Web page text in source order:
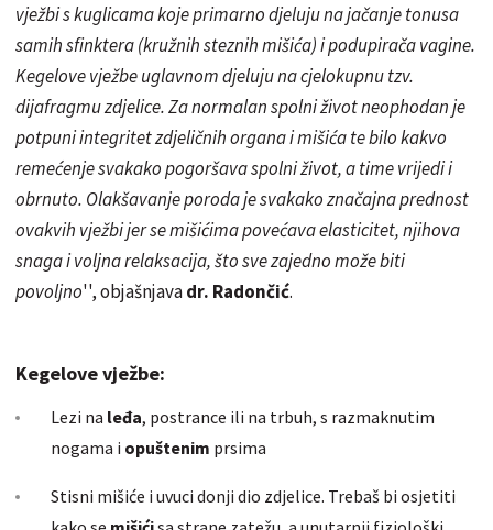
vježbi s kuglicama koje primarno djeluju na jačanje tonusa
samih sfinktera (kružnih steznih mišića) i podupirača vagine.
Kegelove vježbe uglavnom djeluju na cjelokupnu tzv.
dijafragmu zdjelice. Za normalan spolni život neophodan je
potpuni integritet zdjeličnih organa i mišića te bilo kakvo
remećenje svakako pogoršava spolni život, a time vrijedi i
obrnuto. Olakšavanje poroda je svakako značajna prednost
ovakvih vježbi jer se mišićima povećava elasticitet, njihova
snaga i voljna relaksacija, što sve zajedno može biti
povoljno'', objašnjavadr. Radončić.
Kegelove vježbe:
Lezi na leđa, postrance ili na trbuh, s razmaknutim
nogama i opuštenim prsima
Stisni mišiće i uvuci donji dio zdjelice. Trebaš bi osjetiti